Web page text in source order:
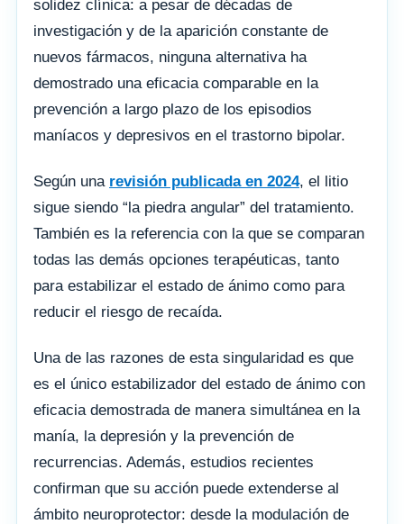
solidez clínica: a pesar de décadas de
investigación y de la aparición constante de
nuevos fármacos, ninguna alternativa ha
demostrado una eficacia comparable en la
prevención a largo plazo de los episodios
maníacos y depresivos en el trastorno bipolar.
Según una revisión publicada en 2024, el litio
sigue siendo “la piedra angular” del tratamiento.
También es la referencia con la que se comparan
todas las demás opciones terapéuticas, tanto
para estabilizar el estado de ánimo como para
reducir el riesgo de recaída.
Una de las razones de esta singularidad es que
es el único estabilizador del estado de ánimo con
eficacia demostrada de manera simultánea en la
manía, la depresión y la prevención de
recurrencias. Además, estudios recientes
confirman que su acción puede extenderse al
ámbito neuroprotector: desde la modulación de